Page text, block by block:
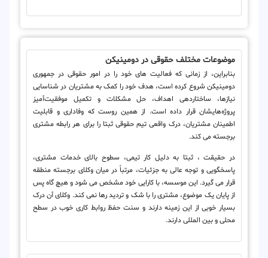
موضوعات مختلف حقوقی در دومینیکن
بنابراین، از زمانی که فعالیت های خود را در امور حقوقی در جمهوری
دومینیکن شروع کرده است، هدف خود را کمک به مشتریان در شناسایی
نیازها، ساختاردهی اهداف، حل مشکلات و تکمیل موفقیت‌آمیز
پروژه‌هایشان قرار داده است. از همین روست که وفاداری و قابلیت
اطمینان مشتریان، درک واقعی تیم حقوقی ثبتا را برای هر رابطه مشتری
برجسته می کند.
در حقیقت ، ثبتا به دلیل کار تیمی، سطوح بالای خدمات مشتری،
پاسخگویی و توجه عالی به جزئیات، مرتباً در میان وکلای برجسته منطقه
قرار می گیرد. این موسسه، با کارایی خود مشخص می شود و هیچ گاه پس
از پایان یک موضوع، مشتری را با شک و تردید رها نمی کند. وکلای آن درک
بسیار خوبی از این زمینه دارند و سنت حفظ روابط کاری خوب در سطح
محلی و بین المللی دارند.